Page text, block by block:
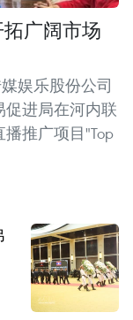
广阔市场
娱乐股份公司
进局在河内联
推广项目"Top